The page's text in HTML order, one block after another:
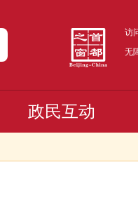
访
无
政民互动